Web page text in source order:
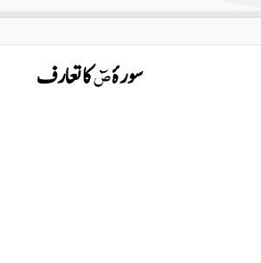
سورۂصٓکا تعارف